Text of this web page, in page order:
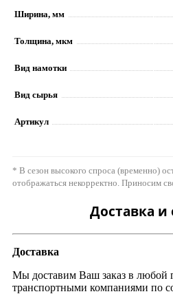
Ширина, мм
Толщина, мкм
Вид намотки
Вид сырья
Артикул
* В сезон высокого спроса (временно)
отображаться некорректно. Приносим
Доставка и
Доставка
Мы доставим Ваш заказ в любой
транспортными компаниями по